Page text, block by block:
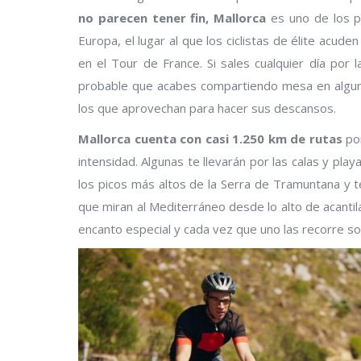
no parecen tener fin, Mallorca es uno de los
Europa, el lugar al que los ciclistas de élite
en el Tour de France. Si sales cualquier día
probable que acabes compartiendo mesa en
los que aprovechan para hacer sus descansos.
Mallorca cuenta con casi 1.250 km de rutas
intensidad. Algunas te llevarán por las calas y
los picos más altos de la Serra de Tramuntana
que miran al Mediterráneo desde lo alto de
encanto especial y cada vez que uno las recorre